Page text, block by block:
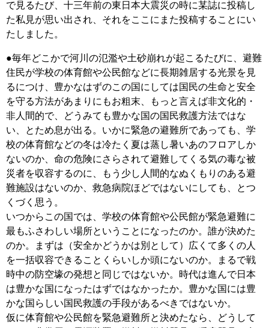
で見るたび、十三年前の東日本大震災の時に某誌に投稿し
た私見が思い出され、それをここにまた投稿することにい
たしました。
●毎年どこかで河川の氾濫や土砂崩れが起こるたびに、避難
住民が学校の体育館や公民館などに長期雑居する光景を見
るにつけ、豊かなはずのこの国にしては国民の生命と安全
を守る方法があまりにもお粗末、もっと言えば非文化的・
非人間的で、どうみても豊かな国の国民救護方法ではな
い、とため息が出る。いかに緊急の避難所であっても、学
校の体育館などの冬は冷たく夏は蒸し暑いあのフロアしか
ないのか、命の危険にさらされて避難してくる気の毒な被
災者を収容するのに、もう少し人間的なぬくもりのある避
難施設はないのか、救急病院ほどではないにしても、とつ
くづく思う。
いつからこの国では、学校の体育館や公民館が緊急避難に
最もふさわしい場所ということになったのか。誰が決めた
のか。まずは（安全かどうかは別として）広くて多くの人
を一括収容できることくらいしか頭にないのか。まるで戦
時中の防空壕の発想と同じではないか。時代は進んで日本
は豊かな国になったはずではなかったか。豊かな国には豊
かな国らしい国民救護の手段があるべきではないか。
仮に体育館や公民館を緊急避難所と決めたなら、どうして